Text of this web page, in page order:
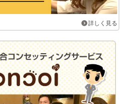
詳しく見る